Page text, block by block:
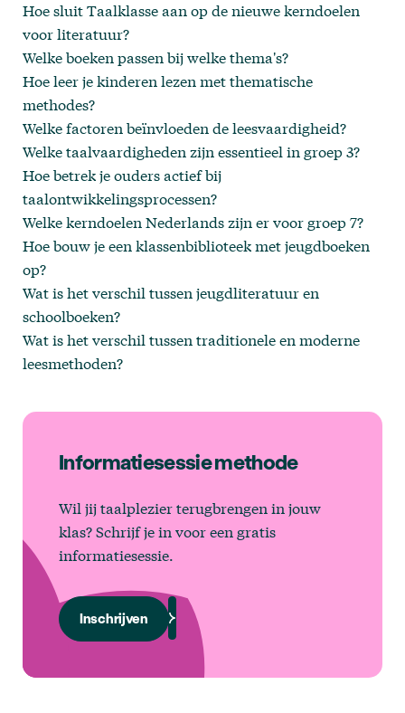
Hoe sluit Taalklasse aan op de nieuwe kerndoelen
voor literatuur?
Welke boeken passen bij welke thema's?
Hoe leer je kinderen lezen met thematische
methodes?
Welke factoren beïnvloeden de leesvaardigheid?
Welke taalvaardigheden zijn essentieel in groep 3?
Hoe betrek je ouders actief bij
taalontwikkelingsprocessen?
Welke kerndoelen Nederlands zijn er voor groep 7?
Hoe bouw je een klassenbiblioteek met jeugdboeken
op?
Wat is het verschil tussen jeugdliteratuur en
schoolboeken?
Wat is het verschil tussen traditionele en moderne
leesmethoden?
Informatiesessie methode
Wil jij taalplezier terugbrengen in jouw
klas? Schrijf je in voor een gratis
informatiesessie.
Inschrijven